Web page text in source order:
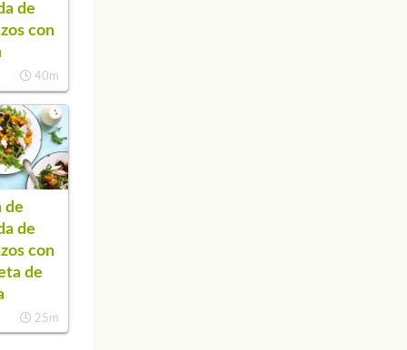
de
con
40m
de
de
con
de
25m